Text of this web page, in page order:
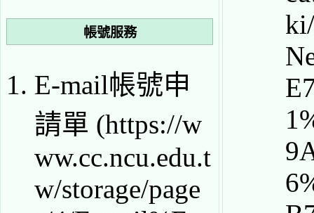
帳號服務
E-mail帳號申
請單